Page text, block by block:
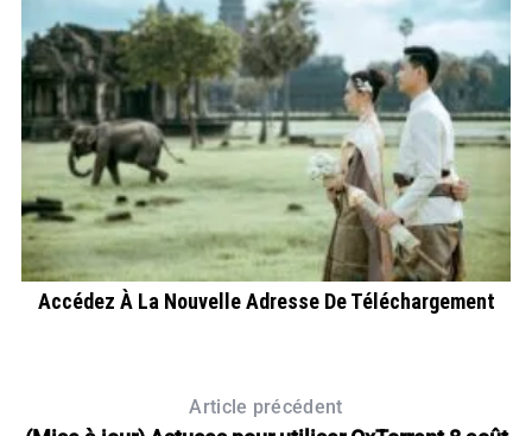
Accédez À La Nouvelle Adresse De Téléchargement
Article précédent